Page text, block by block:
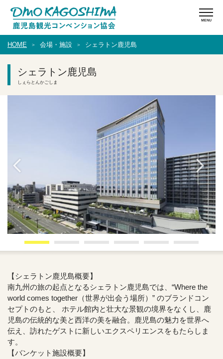
HOME 会場・施設 シェラトン鹿児島
シェラトン鹿児島
しぇらとんかごしま
【シェラトン鹿児島概要】
南九州の旅の起点となるシェラトン鹿児島では、“Where the
world comes together（世界が出会う場所）” のブランドコン
セプトのもと、 ホテル館内と壮大な景観の境界をなくし、鹿
児島の伝統的な美と西洋の美を融合。鹿児島の魅力を世界へ
伝え、訪れたゲストに新しいエクスペリエンスをもたらしま
す。
【バンケット施設概要】